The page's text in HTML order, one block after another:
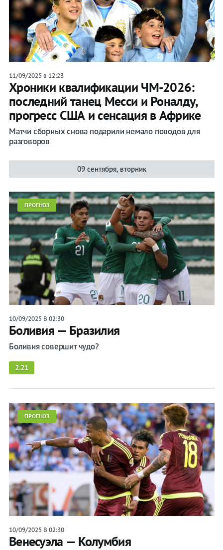
11/09/2025 в 12:23
Хроники квалификации ЧМ-2026:
последний танец Месси и Роналду,
прогресс США и сенсация в Африке
Матчи сборных снова подарили немало поводов для
разговоров
09 сентября, вторник
ПРОГНОЗ
10/09/2025 В 02:30
Боливия — Бразилия
Боливия совершит чудо?
2.21
ПРОГНОЗ
10/09/2025 В 02:30
Венесуэла — Колумбия